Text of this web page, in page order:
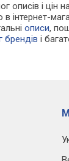
описів і цін
інтернет-
описи,
брендів і